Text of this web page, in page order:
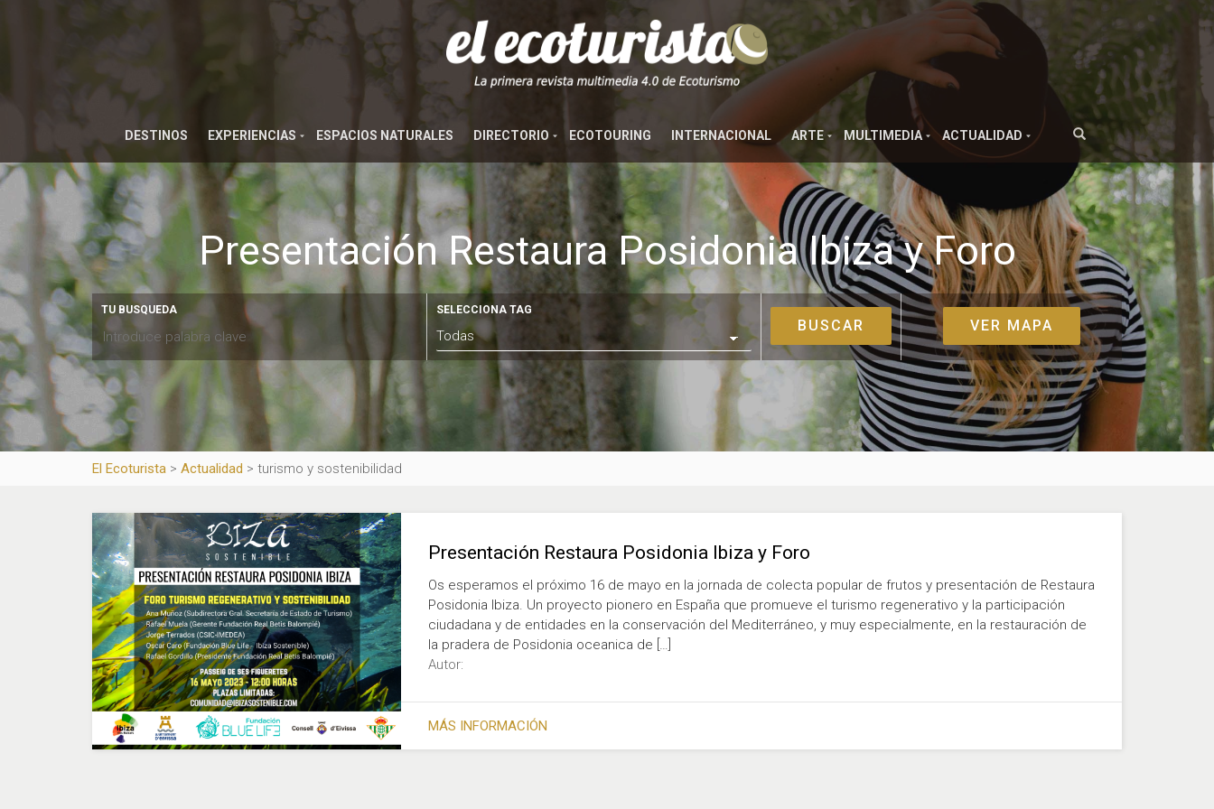
DESTINOS EXPERIENCIAS ESPACIOS NATURALES DIRECTORIO ECOTOURING INTERNACIONAL ARTE MULTIMEDIA ACTUALIDAD
Presentación Restaura Posidonia Ibiza y Foro
TU BUSQUEDA SELECCIONA TAG
VER MAPA
El Ecoturista > Actualidad > turismo y sostenibilidad
Presentación Restaura Posidonia Ibiza y Foro
Os esperamos el próximo 16 de mayo en la jornada de colecta popular de frutos y presentación de Restaura
Posidonia Ibiza. Un proyecto pionero en España que promueve el turismo regenerativo y la participación
ciudadana y de entidades en la conservación del Mediterráneo, y muy especialmente, en la restauración de
la pradera de Posidonia oceanica de […]
Autor:
MÁS INFORMACIÓN